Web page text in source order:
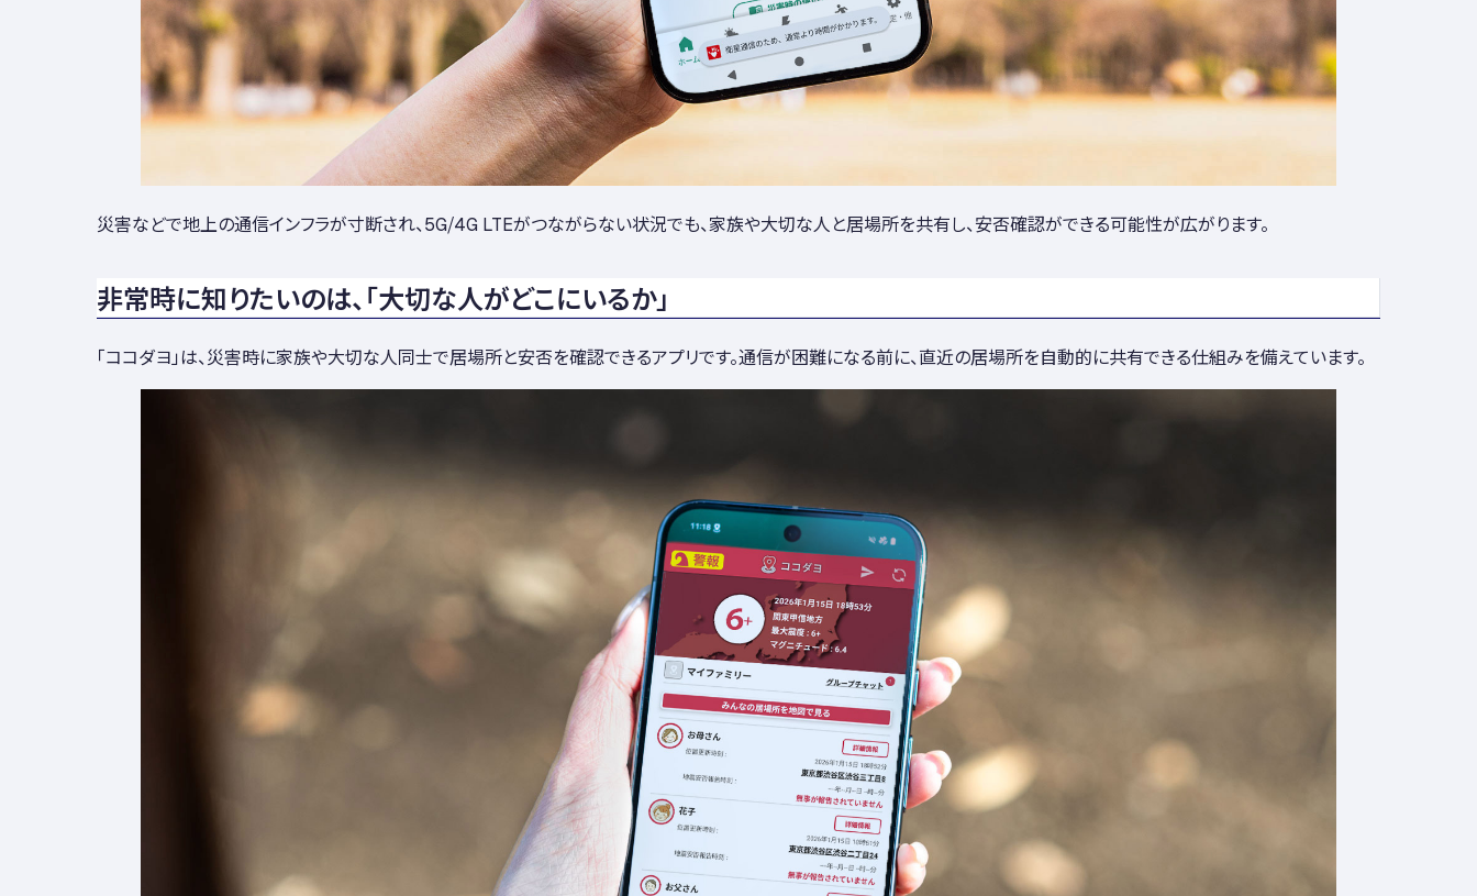
災害などで地上の通信インフラが寸断され、5G/4G LTEがつながらない状況でも、家族や大切な人と居場所を共有し、安否確認ができる可能性が広がります。
非常時に知りたいのは、「大切な人がどこにいるか」
「ココダヨ」は、災害時に家族や大切な人同士で居場所と安否を確認できるアプリです。通信が困難になる前に、直近の居場所を自動的に共有できる仕組みを備えています。